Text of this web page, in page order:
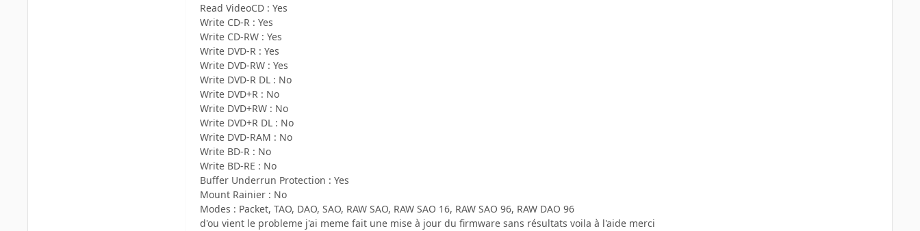
Read VideoCD : Yes
Write CD-R : Yes
Write CD-RW : Yes
Write DVD-R : Yes
Write DVD-RW : Yes
Write DVD-R DL : No
Write DVD+R : No
Write DVD+RW : No
Write DVD+R DL : No
Write DVD-RAM : No
Write BD-R : No
Write BD-RE : No
Buffer Underrun Protection : Yes
Mount Rainier : No
Modes : Packet, TAO, DAO, SAO, RAW SAO, RAW SAO 16, RAW SAO 96, RAW DAO 96
d'ou vient le probleme j'ai meme fait une mise à jour du firmware sans résultats voila à l'aide merci